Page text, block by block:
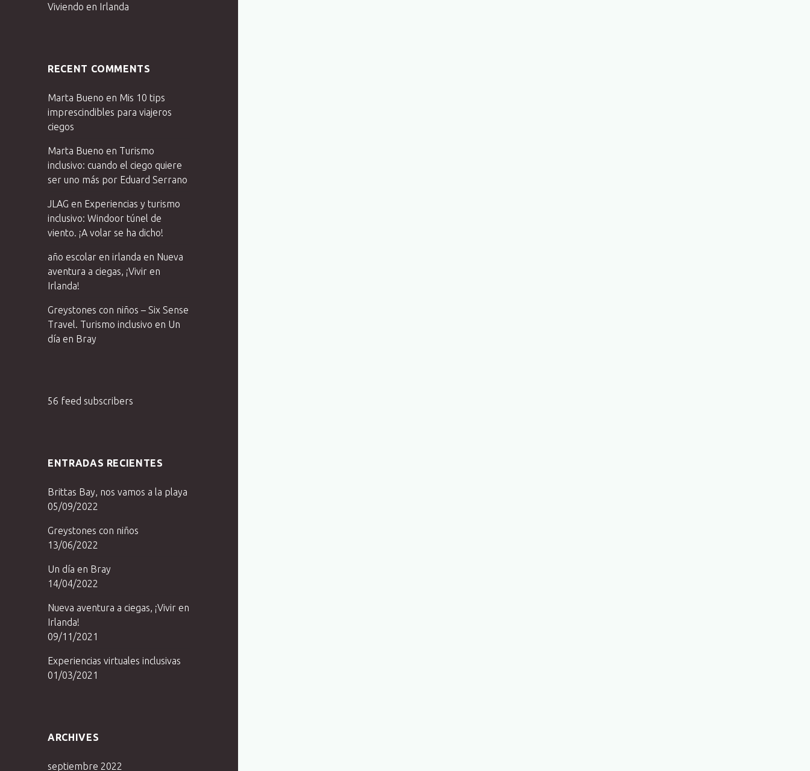
Viviendo en Irlanda
RECENT COMMENTS
Marta Bueno en Mis 10 tips
imprescindibles para viajeros
ciegos
Marta Bueno en Turismo
inclusivo: cuando el ciego quiere
ser uno más por Eduard Serrano
JLAG en Experiencias y turismo
inclusivo: Windoor túnel de
viento. ¡A volar se ha dicho!
año escolar en irlanda en Nueva
aventura a ciegas, ¡Vivir en
Irlanda!
Greystones con niños – Six Sense
Travel. Turismo inclusivo en Un
día en Bray
56 feed subscribers
ENTRADAS RECIENTES
Brittas Bay, nos vamos a la playa
05/09/2022
Greystones con niños
13/06/2022
Un día en Bray
14/04/2022
Nueva aventura a ciegas, ¡Vivir en
Irlanda!
09/11/2021
Experiencias virtuales inclusivas
01/03/2021
ARCHIVES
septiembre 2022